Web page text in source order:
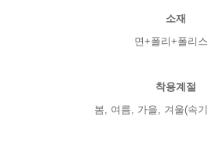
소재
면+폴리+폴리
착용계절
봄, 여름, 가을, 겨울(속